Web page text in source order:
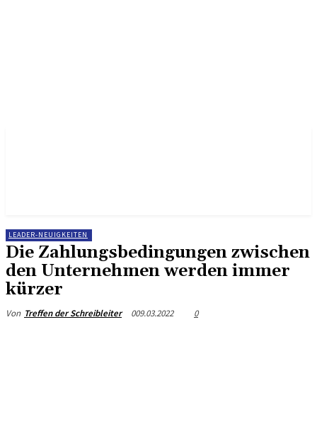
LEADER-NEUIGKEITEN
Die Zahlungsbedingungen zwischen
den Unternehmen werden immer
kürzer
Von Treffen der Schreibleiter 009.03.2022 0